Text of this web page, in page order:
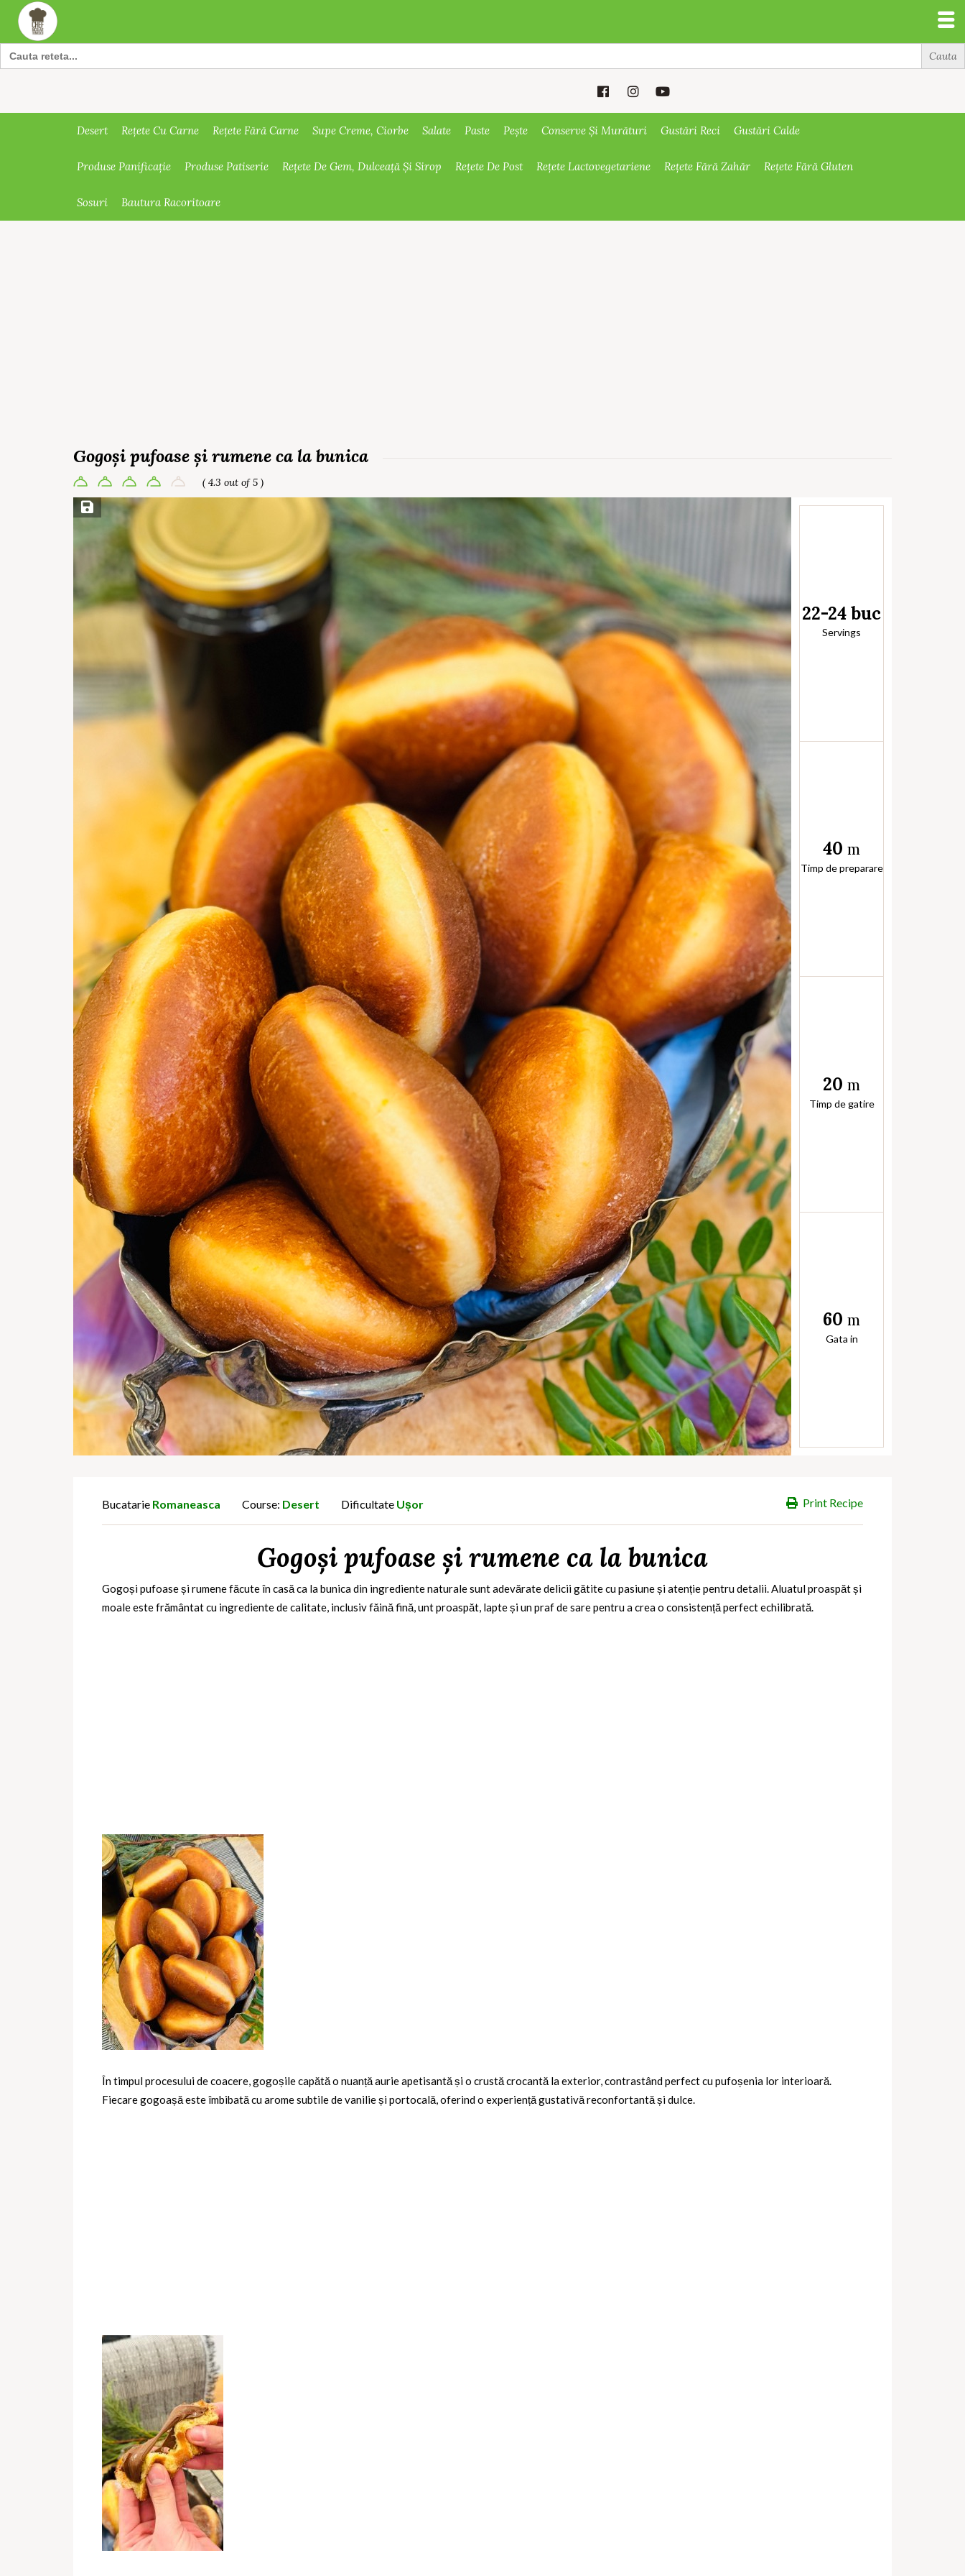
Search
for:
Desert Rețete Cu Carne Rețete Fără Carne Supe Creme, Ciorbe Salate Paste Pește Conserve Și Murături Gustări Reci Gustări Calde
Produse Panificație Produse Patiserie Rețete De Gem, Dulceață Și Sirop Rețete De Post Rețete Lactovegetariene Rețete Fără Zahăr Rețete Fără Gluten
Sosuri Bautura Racoritoare
Gogoși pufoase și rumene ca la bunica
( 4.3 out of 5 )
Save Recipe
22-24 buc
Servings
40 m
Timp de preparare
20 m
Timp de gatire
60 m
Gata in
Print Recipe
Bucatarie Romaneasca Course: Desert Dificultate Ușor
Gogoși pufoase și rumene ca la bunica
Gogoși pufoase și rumene făcute în casă ca la bunica din ingrediente naturale sunt adevărate delicii gătite cu pasiune și atenție pentru detalii. Aluatul proaspăt și
moale este frământat cu ingrediente de calitate, inclusiv făină fină, unt proaspăt, lapte și un praf de sare pentru a crea o consistență perfect echilibrată.
În timpul procesului de coacere, gogoșile capătă o nuanță aurie apetisantă și o crustă crocantă la exterior, contrastând perfect cu pufoșenia lor interioară.
Fiecare gogoașă este îmbibată cu arome subtile de vanilie și portocală, oferind o experiență gustativă reconfortantă și dulce.